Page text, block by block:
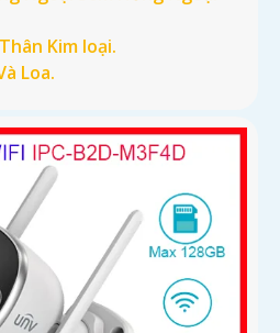
Thân Kim loại.
Loa.